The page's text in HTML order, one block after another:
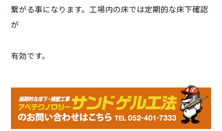
繋がる事になります。工場内の床では定期的な床下確認
が
有効です。